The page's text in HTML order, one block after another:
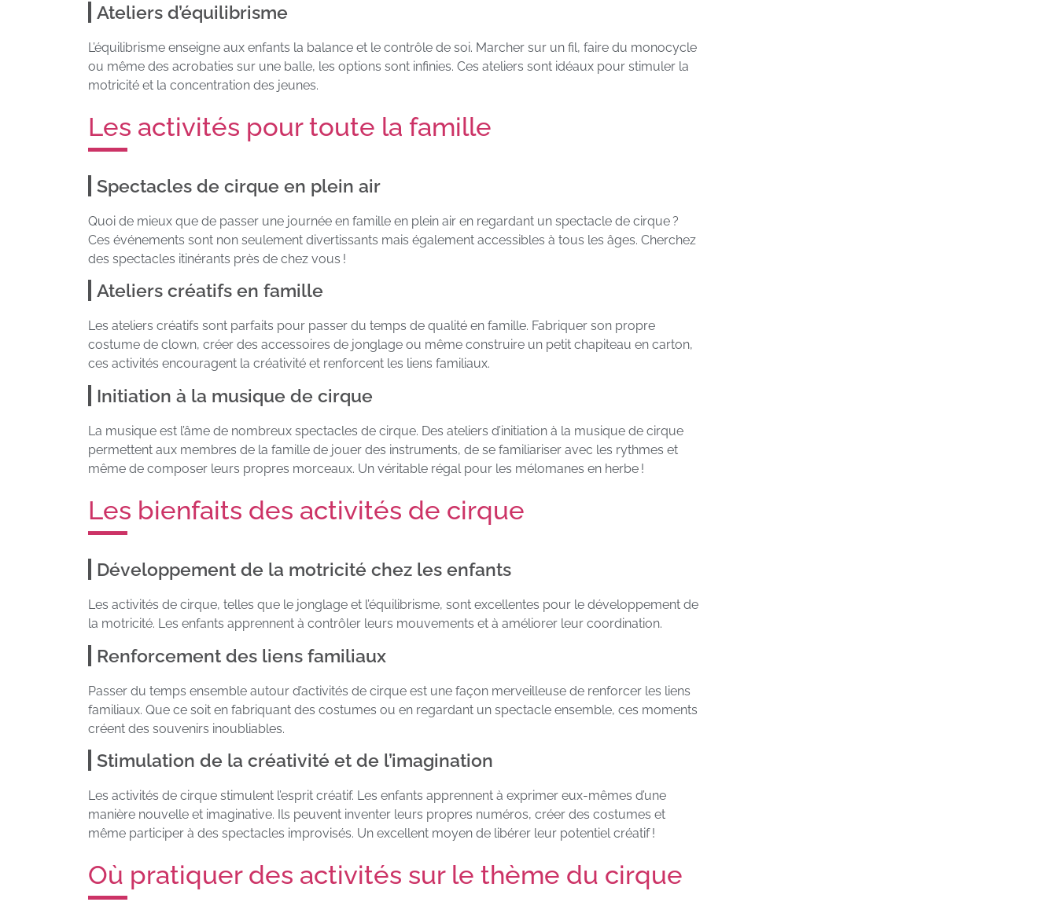
Ateliers d’équilibrisme
L’équilibrisme enseigne aux enfants la balance et le contrôle de soi. Marcher sur un fil, faire du monocycle
ou même des acrobaties sur une balle, les options sont infinies. Ces ateliers sont idéaux pour stimuler la
motricité et la concentration des jeunes.
Les activités pour toute la famille
Spectacles de cirque en plein air
Quoi de mieux que de passer une journée en famille en plein air en regardant un spectacle de cirque ?
Ces événements sont non seulement divertissants mais également accessibles à tous les âges. Cherchez
des spectacles itinérants près de chez vous !
Ateliers créatifs en famille
Les ateliers créatifs sont parfaits pour passer du temps de qualité en famille. Fabriquer son propre
costume de clown, créer des accessoires de jonglage ou même construire un petit chapiteau en carton,
ces activités encouragent la créativité et renforcent les liens familiaux.
Initiation à la musique de cirque
La musique est l’âme de nombreux spectacles de cirque. Des ateliers d’initiation à la musique de cirque
permettent aux membres de la famille de jouer des instruments, de se familiariser avec les rythmes et
même de composer leurs propres morceaux. Un véritable régal pour les mélomanes en herbe !
Les bienfaits des activités de cirque
Développement de la motricité chez les enfants
Les activités de cirque, telles que le jonglage et l’équilibrisme, sont excellentes pour le développement de
la motricité. Les enfants apprennent à contrôler leurs mouvements et à améliorer leur coordination.
Renforcement des liens familiaux
Passer du temps ensemble autour d’activités de cirque est une façon merveilleuse de renforcer les liens
familiaux. Que ce soit en fabriquant des costumes ou en regardant un spectacle ensemble, ces moments
créent des souvenirs inoubliables.
Stimulation de la créativité et de l’imagination
Les activités de cirque stimulent l’esprit créatif. Les enfants apprennent à exprimer eux-mêmes d’une
manière nouvelle et imaginative. Ils peuvent inventer leurs propres numéros, créer des costumes et
même participer à des spectacles improvisés. Un excellent moyen de libérer leur potentiel créatif !
Où pratiquer des activités sur le thème du cirque